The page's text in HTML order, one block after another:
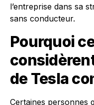
l’entreprise dans sa
sans conducteur.
Pourquoi
de Tesla
Certaines personnes